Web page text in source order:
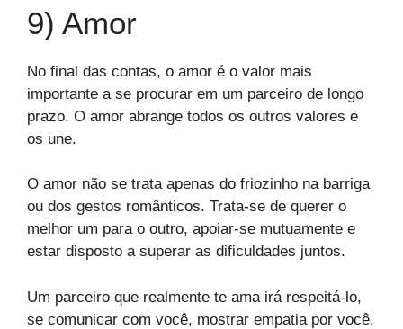
9) Amor
No final das contas, o amor é o valor mais
importante a se procurar em um parceiro de longo
prazo. O amor abrange todos os outros valores e
os une.
O amor não se trata apenas do friozinho na barriga
ou dos gestos românticos. Trata-se de querer o
melhor um para o outro, apoiar-se mutuamente e
estar disposto a superar as dificuldades juntos.
Um parceiro que realmente te ama irá respeitá-lo,
se comunicar com você, mostrar empatia por você,